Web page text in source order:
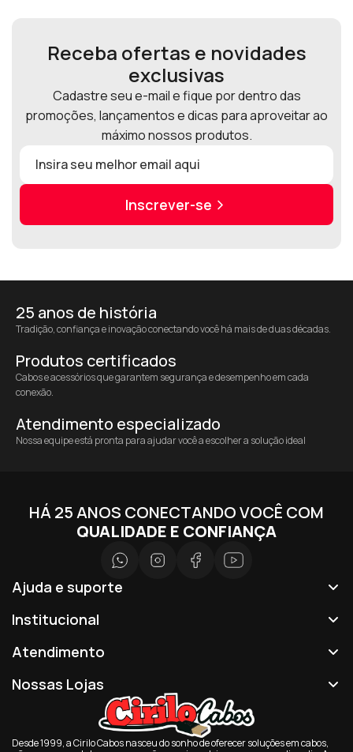
Receba ofertas e novidades
exclusivas
Cadastre seu e-mail e fique por dentro das
promoções, lançamentos e dicas para aproveitar ao
máximo nossos produtos.
Inscrever-se
25 anos de história
Tradição, confiança e inovação conectando você há mais de duas décadas.
Produtos certificados
Cabos e acessórios que garantem segurança e desempenho em cada
conexão.
Atendimento especializado
Nossa equipe está pronta para ajudar você a escolher a solução ideal
HÁ 25 ANOS CONECTANDO VOCÊ COM
QUALIDADE E CONFIANÇA
Ajuda e suporte
Institucional
Atendimento
Nossas Lojas
Desde 1999, a Cirilo Cabos nasceu do sonho de oferecer soluções em cabos,